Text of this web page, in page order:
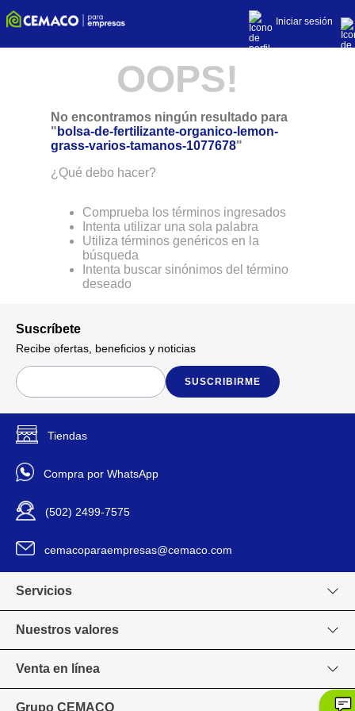
Iniciar sesión
OOPS!
No encontramos ningún resultado para
" bolsa-de-fertilizante-organico-lemon-
grass-varios-tamanos-1077678"
¿Qué debo hacer?
Comprueba los términos ingresados
Intenta utilizar una sola palabra
Utiliza términos genéricos en la
búsqueda
Intenta buscar sinónimos del término
deseado
Suscríbete
Recibe ofertas, beneficios y noticias
SUSCRIBIRME
Tiendas
Compra por WhatsApp
(502) 2499-7575
cemacoparaempresas@cemaco.com
Servicios
Nuestros valores
Venta en línea
Grupo CEMACO